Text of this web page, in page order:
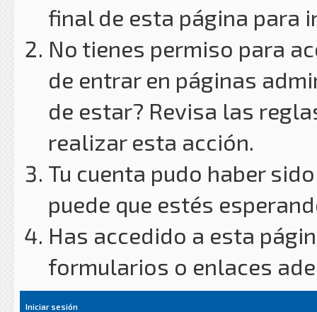
final de esta página para
No tienes permiso para
de entrar en páginas
de estar? Revisa las
realizar esta acción.
Tu cuenta pudo haber
puede que estés
Has accedido a esta
formularios o enlaces
Iniciar sesión